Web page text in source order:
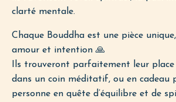
clarté mentale.
Chaque Bouddha est une pièce
amour et intention 🙏
Ils trouveront parfaitement leur
dans un coin méditatif, ou en cadeau
personne en quête d’équilibre et de